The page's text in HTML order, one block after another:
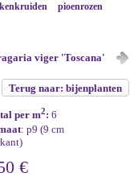
pioenrozen
viger 'Toscana'
Terug naar: bijenplanten
per m2: 6
: p9 (9 cm
€